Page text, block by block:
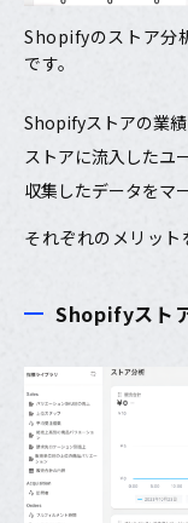
Shopifyのストア分
です。
Shopifyストアの業
ストアに流入したユ
収集したデータをマ
それぞれのメリット
Shopifyスト